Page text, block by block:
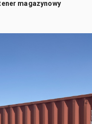
magazynowy